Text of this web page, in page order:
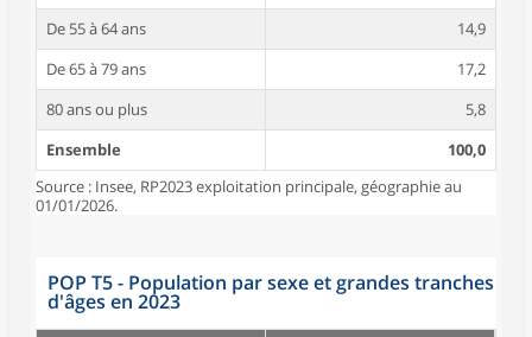
De 55 à 64 ans
14,9
De 65 à 79 ans
17,2
80 ans ou plus
5,8
Ensemble
100,0
Source : Insee, RP2023 exploitation principale, géographie au
01/01/2026.
POP T5 - Population par sexe et grandes tranches
d'âges en 2023